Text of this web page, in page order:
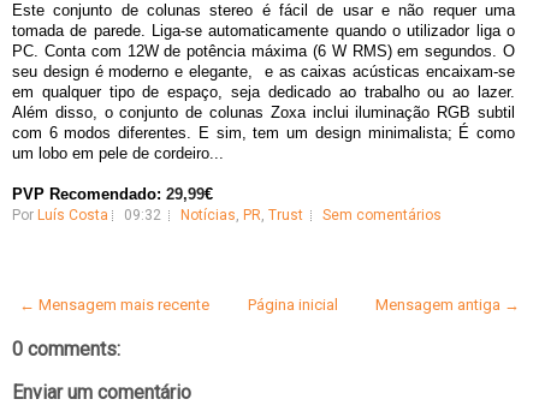
Este conjunto de colunas stereo é fácil de usar e não requer uma
tomada de parede. Liga-se automaticamente quando o utilizador liga o
PC. Conta com 12W de potência máxima (6 W RMS) em segundos. O
seu design é moderno e elegante,  e as caixas acústicas encaixam-se
em qualquer tipo de espaço, seja dedicado ao trabalho ou ao lazer.
Além disso, o conjunto de colunas Zoxa inclui iluminação RGB subtil
com 6 modos diferentes. E sim, tem um design minimalista; É como
um lobo em pele de cordeiro...
PVP Recomendado: 29,99€
Por Luís Costa 09:32 Notícias, PR, Trust Sem comentários
← Mensagem mais recente Mensagem antiga →
Página inicial
0 comments:
Enviar um comentário